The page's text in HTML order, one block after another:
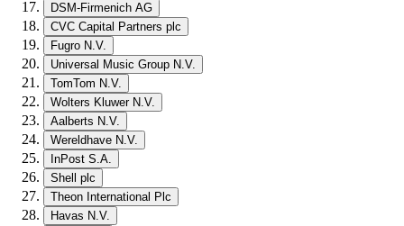
DSM-Firmenich AG
CVC Capital Partners plc
Fugro N.V.
Universal Music Group N.V.
TomTom N.V.
Wolters Kluwer N.V.
Aalberts N.V.
Wereldhave N.V.
InPost S.A.
Shell plc
Theon International Plc
Havas N.V.